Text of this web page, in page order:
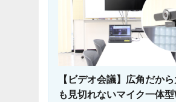
【ビデオ会議】広角だか
も見切れないマイク一体